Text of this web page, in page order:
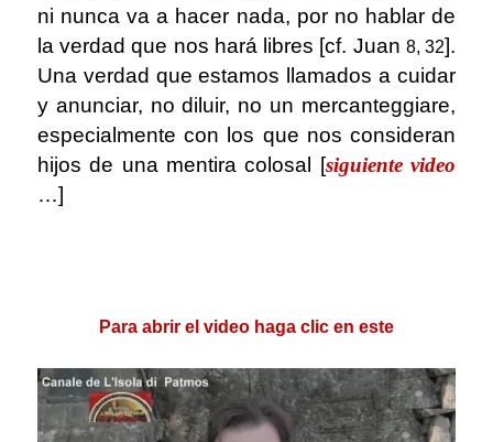
ni nunca va a hacer nada, por no hablar de
la verdad que nos hará libres [cf. Juan8, 32].
Una verdad que estamos llamados a cuidar
y anunciar, no diluir, no un mercanteggiare,
especialmente con los que nos consideran
hijos de una mentira colosal [siguiente video
…]
Para abrir el video haga clic en este